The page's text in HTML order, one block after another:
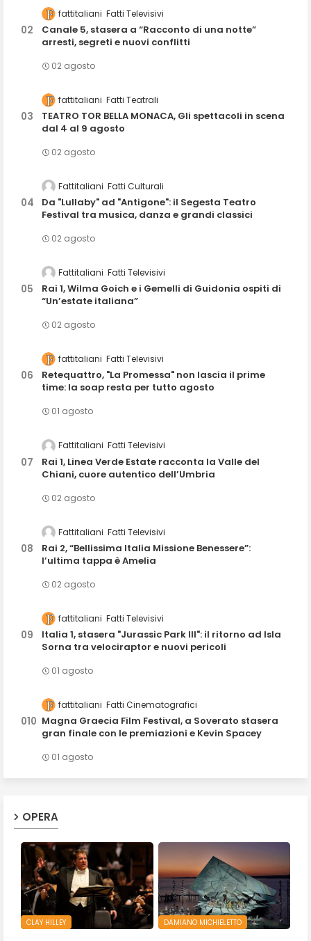
fattitaliani Fatti Televisivi
Canale 5, stasera a “Racconto di una notte”
arresti, segreti e nuovi conflitti
02 agosto
fattitaliani Fatti Teatrali
TEATRO TOR BELLA MONACA, Gli spettacoli in scena
dal 4 al 9 agosto
02 agosto
Fattitaliani Fatti Culturali
Da "Lullaby" ad "Antigone": il Segesta Teatro
Festival tra musica, danza e grandi classici
02 agosto
Fattitaliani Fatti Televisivi
Rai 1, Wilma Goich e i Gemelli di Guidonia ospiti di
“Un’estate italiana”
02 agosto
fattitaliani Fatti Televisivi
Retequattro, "La Promessa" non lascia il prime
time: la soap resta per tutto agosto
01 agosto
Fattitaliani Fatti Televisivi
Rai 1, Linea Verde Estate racconta la Valle del
Chiani, cuore autentico dell’Umbria
02 agosto
Fattitaliani Fatti Televisivi
Rai 2, “Bellissima Italia Missione Benessere”:
l’ultima tappa è Amelia
02 agosto
fattitaliani Fatti Televisivi
Italia 1, stasera "Jurassic Park III": il ritorno ad Isla
Sorna tra velociraptor e nuovi pericoli
01 agosto
fattitaliani Fatti Cinematografici
Magna Graecia Film Festival, a Soverato stasera
gran finale con le premiazioni e Kevin Spacey
01 agosto
OPERA
CLAY HILLEY DAMIANO MICHIELETTO